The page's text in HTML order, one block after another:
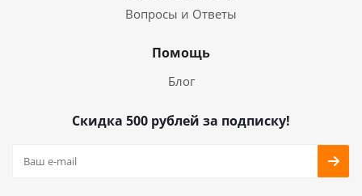
Вопросы и Ответы
Помощь
Блог
Скидка 500 рублей за подписку!